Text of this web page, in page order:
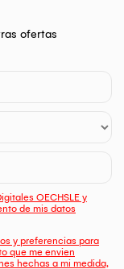
ofertas
OECHSLE y
de mis datos
y preferencias para
que me envien
hechas a mi medida,